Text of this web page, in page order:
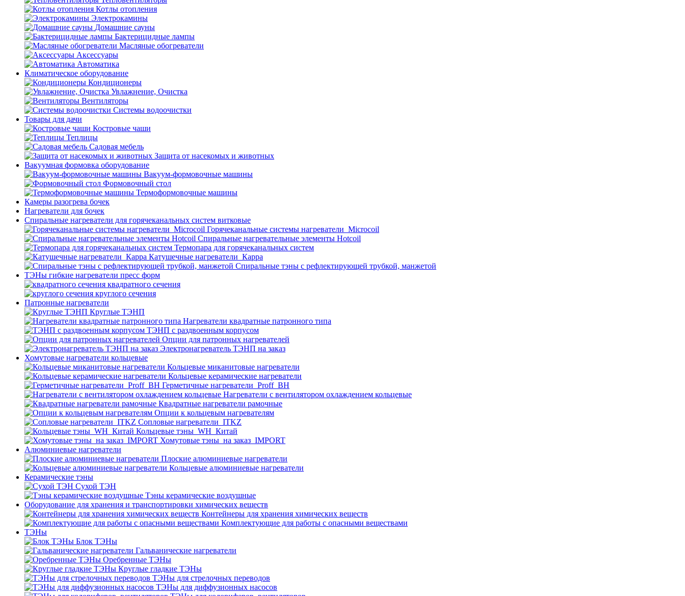
Котлы отопления
Электрокамины
Домашние сауны
Бактерицидные лампы
Масляные обогреватели
Аксессуары
Автоматика
Климатическое оборудование
Кондиционеры
Увлажнение, Очистка
Вентиляторы
Системы водоочистки
Товары для дачи
Костровые чаши
Теплицы
Садовая мебель
Защита от насекомых и животных
Вакуумная формовка оборудование
Вакуум-формовочные машины
Формовочный стол
Термоформовочные машины
Камеры разогрева бочек
Нагреватели для бочек
Спиральные нагреватели для горячеканальных систем витковые
Горячеканальные системы нагреватели_Microcoil
Спиральные нагревательные элементы Hotcoil
Термопара для горячеканальных систем
Катушечные нагреватели_Карра
Спиральные тэны с рефлектирующей трубкой, манжетой
ТЭНы гибкие нагреватели пресс форм
квадратного сечения
круглого сечения
Патронные нагреватели
Круглые ТЭНП
Нагреватели квадратные патронного типа
ТЭНП с раздвоенным корпусом
Опции для патронных нагревателей
Электронагреватель ТЭНП на заказ
Хомутовые нагреватели кольцевые
Кольцевые миканитовые нагреватели
Кольцевые керамические нагреватели
Герметичные нагреватели_Proff_BH
Нагреватели с вентилятором охлаждением кольцевые
Квадратные нагреватели рамочные
Опции к кольцевым нагревателям
Cопловые нагреватели_ITKZ
Кольцевые тэны_WH_Китай
Хомутовые тэны_на заказ_IMPORT
Алюминиевые нагреватели
Плоские алюминиевые нагреватели
Кольцевые алюминиевые нагреватели
Керамические тэны
Сухой ТЭН
Тэны керамические воздушные
Оборудование для хранения и транспортировки химических веществ
Контейнеры для хранения химических веществ
Комплектующие для работы с опасными веществами
ТЭНы
Блок ТЭНы
Гальванические нагреватели
Оребренные ТЭНы
Круглые гладкие ТЭНы
ТЭНы для стрелочных переводов
ТЭНы для диффузионных насосов